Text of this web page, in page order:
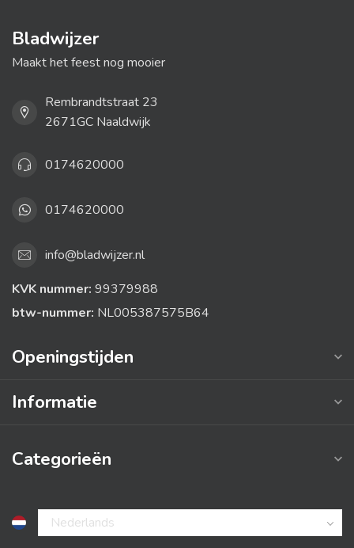
Bladwijzer
Maakt het feest nog mooier
Rembrandtstraat 23
2671GC Naaldwijk
0174620000
0174620000
info@bladwijzer.nl
KVK nummer: 99379988
btw-nummer: NL005387575B64
Openingstijden
Informatie
Categorieën